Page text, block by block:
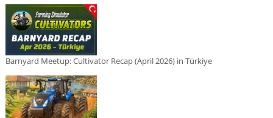
Barnyard Meetup: Cultivator Recap (April 2026) in Türkiye